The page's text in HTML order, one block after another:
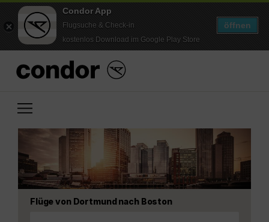
Condor App
Flugsuche & Check-in
kostenlos Download im Google Play Store
öffnen
Flüge von Dortmund nach Boston